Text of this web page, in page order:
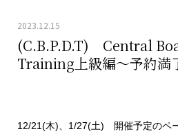
2023.12.15
(C.B.P.D.T) Central
Training上級編～予約満
12/21(木)、1/27(土) 開催予定のペ